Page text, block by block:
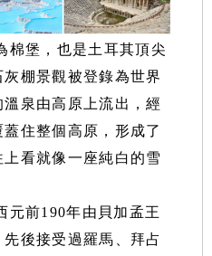
棉堡，也是土耳其頂尖
棚景觀被登錄為世界
泉由高原上流出，經
住整個高原，形成了
看就像一座純白的雪
元前190年由貝加孟王
後接受過羅馬、拜占